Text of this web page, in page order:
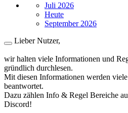
Juli 2026
Heute
September 2026
Lieber Nutzer,
wir halten viele Informationen und
gründlich durchlesen.
Mit diesen Informationen werden
beantwortet.
Dazu zählen Info & Regel Bereiche
Discord!